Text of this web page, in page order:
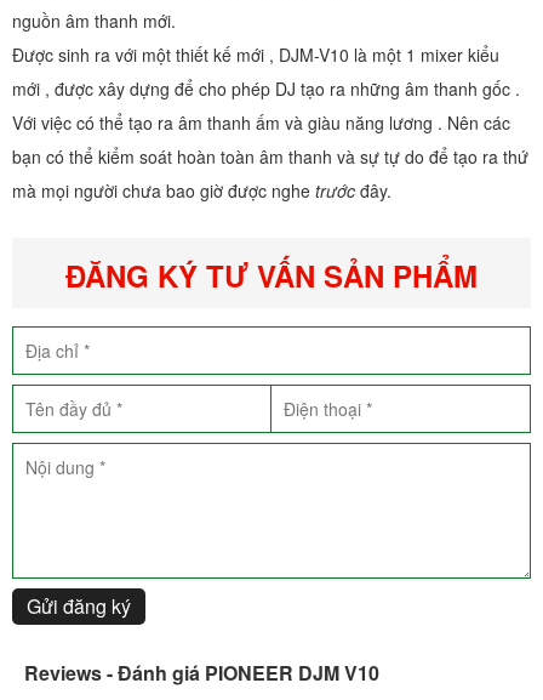
nguồn âm thanh mới.
Được sinh ra với một thiết kế mới , DJM-V10 là một 1 mixer kiểu
mới , được xây dựng để cho phép DJ tạo ra những âm thanh gốc .
Với việc có thể tạo ra âm thanh ấm và giàu năng lương . Nên các
bạn có thể kiểm soát hoàn toàn âm thanh và sự tự do để tạo ra thứ
mà mọi người chưa bao giờ được nghe trước đây.
ĐĂNG KÝ TƯ VẤN SẢN PHẨM
Gửi đăng ký
Reviews - Đánh giá PIONEER DJM V10